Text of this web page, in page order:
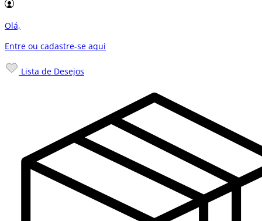
Olá,
Entre ou cadastre-se aqui
Lista de Desejos